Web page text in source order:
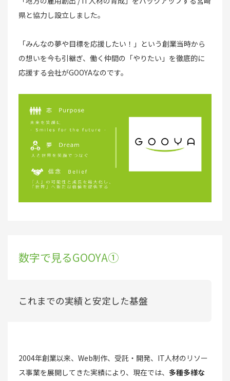
県と協力し設立しました。
「みんなの夢や目標を応援したい！」という創業当時から
の想いを今も引継ぎ、働く仲間の「やりたい」を徹底的に
応援する会社がGOOYAなのです。
数字で見るGOOYA①
これまでの実績と安定した基盤
2004年創業以来、Web制作、受託・開発、IT人材のリソー
ス事業を展開してきた実績により、現在では、 多種多様な